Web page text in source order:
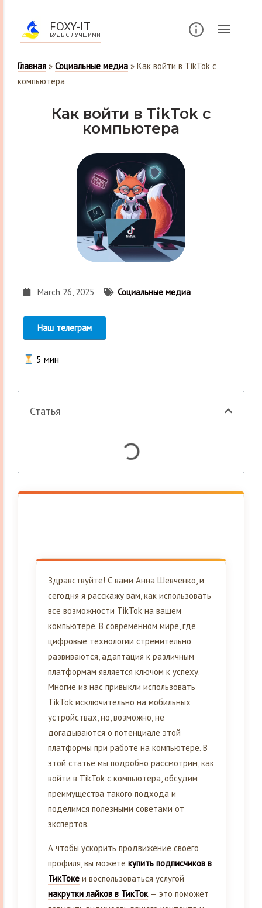
FOXY-IT
БУДЬ С ЛУЧШИМИ
Главная » Социальные медиа » Как войти в TikTok с
компьютера
Как войти в TikTok с
компьютера
March 26, 2025 Социальные медиа
Наш телеграм
5 мин
Статья
Здравствуйте! С вами Анна Шевченко, и
сегодня я расскажу вам, как использовать
все возможности TikTok на вашем
компьютере. В современном мире, где
цифровые технологии стремительно
развиваются, адаптация к различным
платформам является ключом к успеху.
Многие из нас привыкли использовать
TikTok исключительно на мобильных
устройствах, но, возможно, не
догадываются о потенциале этой
платформы при работе на компьютере. В
этой статье мы подробно рассмотрим, как
войти в TikTok с компьютера, обсудим
преимущества такого подхода и
поделимся полезными советами от
экспертов.
А чтобы ускорить продвижение своего
профиля, вы можете купить подписчиков в
ТикТоке и воспользоваться услугой
накрутки лайков в ТикТок — это поможет